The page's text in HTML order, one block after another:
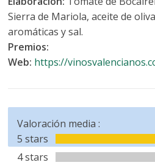
Sierra de Mariola, aceite de
aromáticas y sal.
Premios:
Web: https://
Valoración media :
5 stars
4 stars